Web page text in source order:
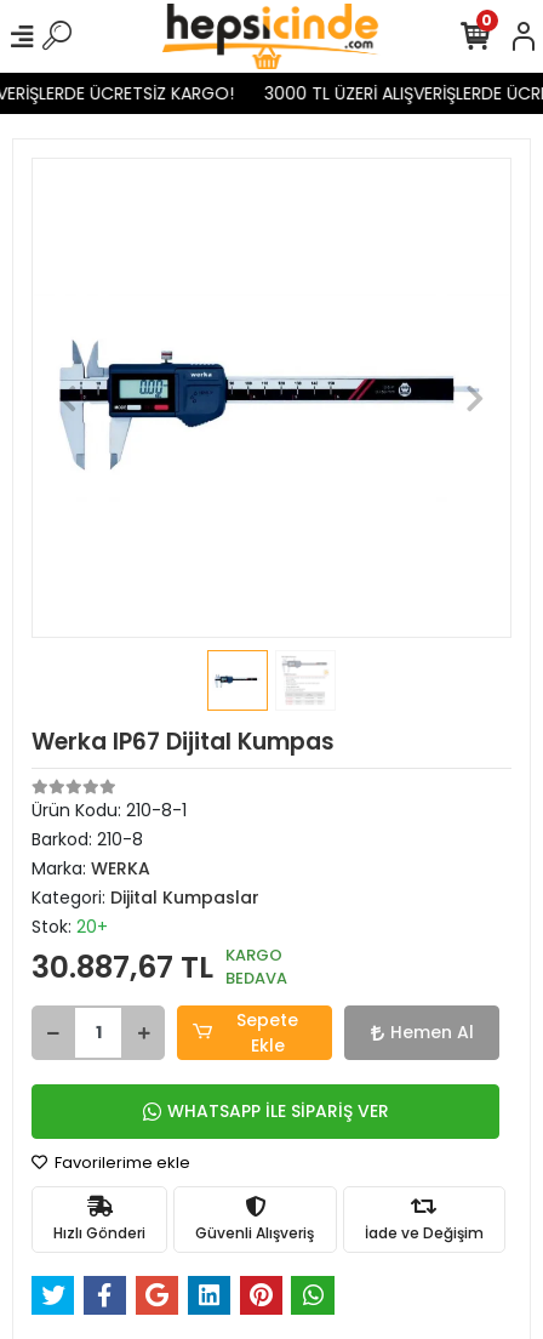
ÜCRETSİZ KARGO! 3000 TL ÜZERİ ALIŞVERİŞLERDE
0
Werka IP67 Dijital Kumpas
Ürün Kodu: 210-8-1
Barkod: 210-8
Marka: WERKA
Kategori: Dijital Kumpaslar
Stok: 20+
30.887,67 TL KARGO
BEDAVA
Sepete
Ekle
Hemen Al
WHATSAPP İLE SİPARİŞ VER
Favorilerime ekle
Hızlı Gönderi Güvenli Alışveriş İade ve Değişim